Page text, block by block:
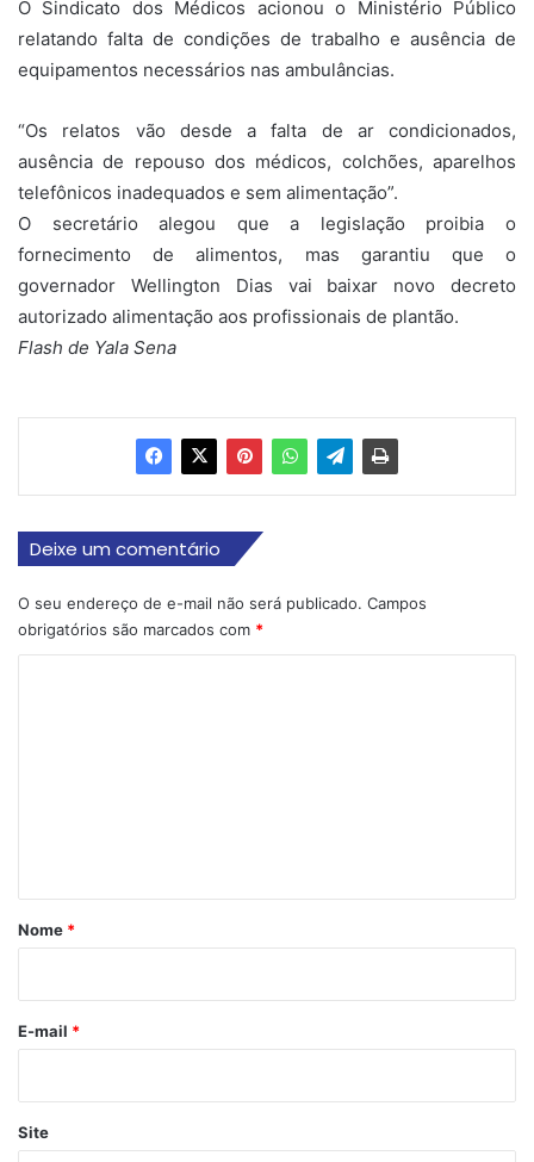
O Sindicato dos Médicos acionou o Ministério Público
relatando falta de condições de trabalho e ausência de
equipamentos necessários nas ambulâncias.
“Os relatos vão desde a falta de ar condicionados,
ausência de repouso dos médicos, colchões, aparelhos
telefônicos inadequados e sem alimentação”.
O secretário alegou que a legislação proibia o
fornecimento de alimentos, mas garantiu que o
governador Wellington Dias vai baixar novo decreto
autorizado alimentação aos profissionais de plantão.
Flash de Yala Sena
Deixe um comentário
O seu endereço de e-mail não será publicado. Campos
obrigatórios são marcados com *
r
*
Nome *
E-mail *
Site